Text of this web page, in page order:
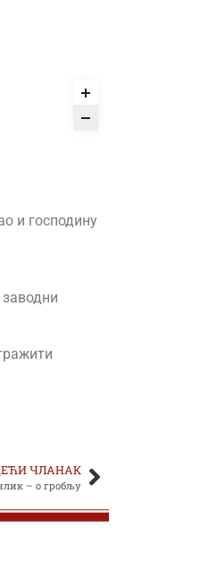
и господину
ЧЛАНАК
– о гробљу